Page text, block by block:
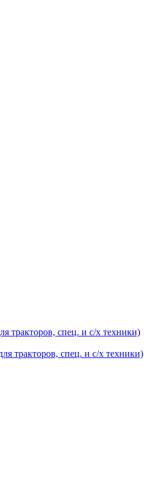
тракторов, спец. и с/х техники)
тракторов, спец. и с/х техники)